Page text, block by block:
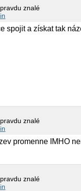
znalé
spojit a získat tak
znalé
promenne IMHO
znalé